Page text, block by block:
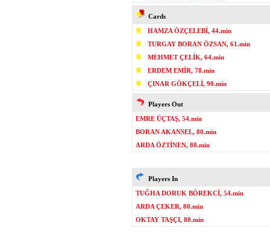
Cards
HAMZA ÖZÇELEBİ, 44.min
TURGAY BORAN ÖZSAN, 61.min
MEHMET ÇELİK, 64.min
ERDEM EMİR, 78.min
ÇINAR GÖKÇELİ, 90.min
Players Out
EMRE ÜÇTAŞ, 54.min
BORAN AKANSEL, 80.min
ARDA ÖZTİNEN, 80.min
Players In
TUĞHA DORUK BÖREKCİ, 54.min
ARDA ÇEKER, 80.min
OKTAY TAŞÇI, 80.min